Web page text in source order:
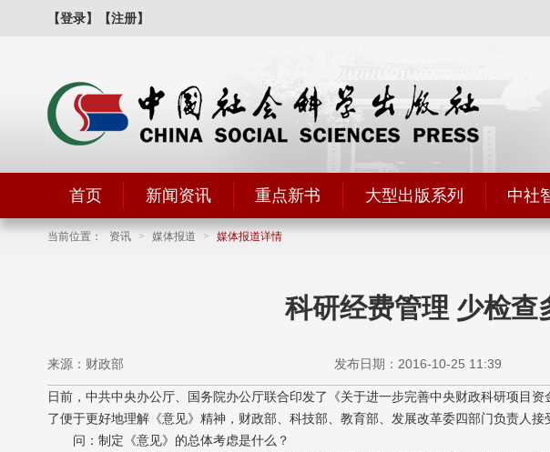
【登录】 【注册】
首页 新闻资讯 重点新书 大型出版系列 中社
当前位置： 资讯 > 媒体报道 > 媒体报道详情
科研经费管理 少检查
来源：财政部 发布日期：2016-10-25 11:39
日前，中共中央办公厅、国务院办公厅联合印发了《关于进一步完善中央财政科研项目
了便于更好地理解《意见》精神，财政部、科技部、教育部、发展改革委四部门负责人接
问：制定《意见》的总体考虑是什么？